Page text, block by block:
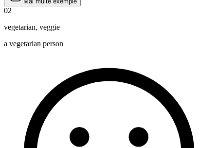
02
vegetarian, veggie
a vegetarian person